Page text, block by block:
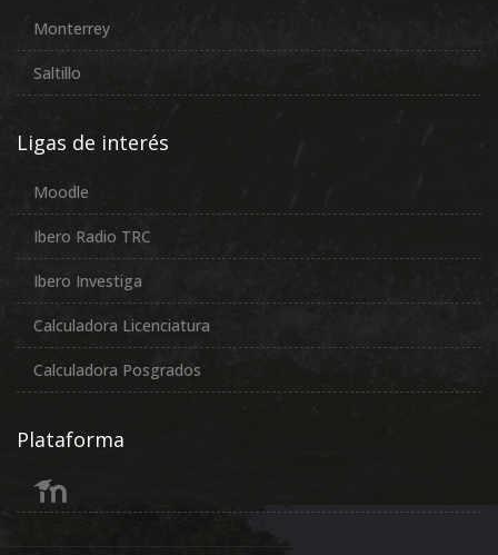
Monterrey
Saltillo
Ligas de interés
Moodle
Ibero Radio TRC
Ibero Investiga
Calculadora Licenciatura
Calculadora Posgrados
Plataforma